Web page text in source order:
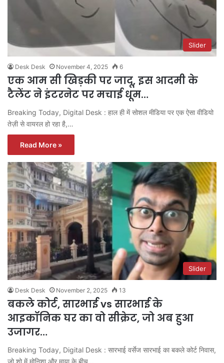
Slider
Desk Desk November 4, 2025 6
एक आम सी खिड़की पर जादू, इस आदमी के
टैलेंट ने इंटरनेट पर मचाई धूम…
Breaking Today, Digital Desk : हाल ही में सोशल मीडिया पर एक ऐसा वीडियो
तेज़ी से वायरल हो रहा है,…
Read More »
Slider
Desk Desk November 2, 2025 13
बकले कोर्ट, सारभाई vs सारभाई के
आइकॉनिक घर का वो सीक्रेट, जो अब हुआ
उजागर…
Breaking Today, Digital Desk : सारभाई वर्सेज सारभाई का बकले कोर्ट निवास,
जो शो में मोनिशा और माया के बीच…